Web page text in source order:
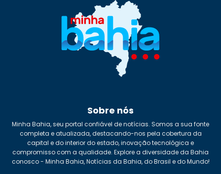
Sobre nós
Minha Bahia, seu portal confiável de notícias. Somos a sua fonte
completa e atualizada, destacando-nos pela cobertura da
capital e do interior do estado, inovação tecnológica e
compromisso com a qualidade. Explore a diversidade da Bahia
conosco - Minha Bahia, Notícias da Bahia, do Brasil e do Mundo!